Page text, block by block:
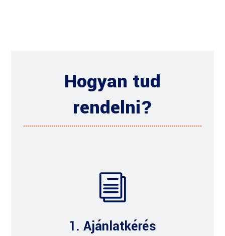
Hogyan tud
rendelni?
i
1. Ajánlatkérés